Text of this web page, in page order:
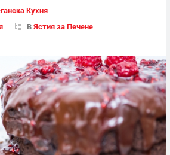
Кухня
ВЯстия за Печене